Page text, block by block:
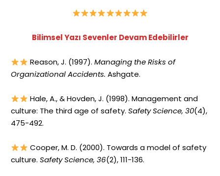
Bilimsel Yazı Sevenler Devam Edebilirler
Reason, J. (1997). Managing the Risks of
Organizational Accidents. Ashgate.
Hale, A., & Hovden, J. (1998). Management and
culture: The third age of safety.Safety Science, 30(4),
475-492.
Cooper, M. D. (2000). Towards a model of safety
culture.Safety Science, 36(2), 111-136.